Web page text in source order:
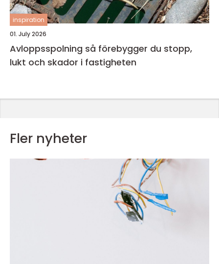
inspiration
01. July 2026
Avloppsspolning så förebygger du stopp,
lukt och skador i fastigheten
Fler nyheter